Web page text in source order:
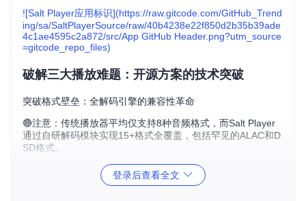
![Salt Player应用标识](https://raw.gitcode.com/GitHub_Trend
ing/sa/SaltPlayerSource/raw/40b4238e22f850d2b35b39ade
4c1ae4595c2a872/src/App GitHub Header.png?utm_source
=gitcode_repo_files)
破解三大播放难题：开源方案的技术突破
突破格式壁垒：全解码引擎的兼容性革命
🔴注意：传统播放器平均仅支持8种音频格式，而Salt Player
通过自研解码模块实现15+格式全覆盖，包括罕见的ALAC和D
SD格式。
：无损音乐收藏者、Hi-Fi发烧友
该引擎采用硬件加速解码技术，较传统播放器提升3倍启动速
登录后查看全文